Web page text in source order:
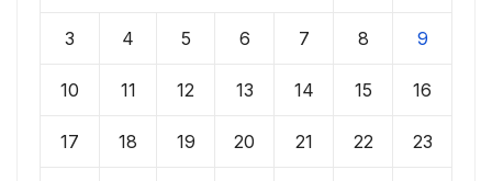
3 4 5 6 7 8 9
10 11 12 13 14 15 16
17 18 19 20 21 22 23